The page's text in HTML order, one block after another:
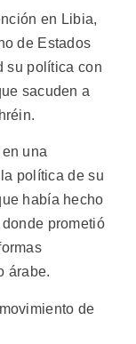
en Libia,
de Estados
su política con
sacuden a
una
política de su
había hecho
prometió
árabe.
de